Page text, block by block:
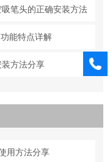
笔头的正确安装方法
能特点详解
方法分享
用方法分享